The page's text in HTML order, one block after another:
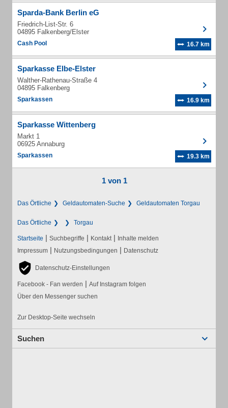
Sparda-Bank Berlin eG
Friedrich-List-Str. 6
04895 Falkenberg/Elster
Cash Pool 16.7 km
Sparkasse Elbe-Elster
Walther-Rathenau-Straße 4
04895 Falkenberg
Sparkassen 16.9 km
Sparkasse Wittenberg
Markt 1
06925 Annaburg
Sparkassen 19.3 km
1 von 1
Das Örtliche Geldautomaten-Suche Geldautomaten Torgau
Das Örtliche Torgau
Startseite | Suchbegriffe | Kontakt | Inhalte melden
Impressum | Nutzungsbedingungen | Datenschutz
Datenschutz-Einstellungen
Facebook - Fan werden | Auf Instagram folgen
Über den Messenger suchen
Zur Desktop-Seite wechseln
Suchen